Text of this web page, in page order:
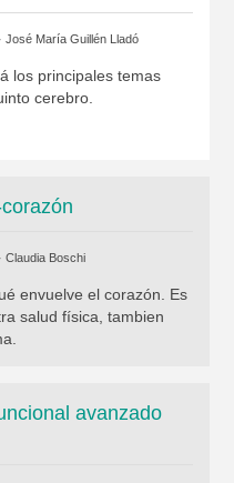
José María Guillén Lladó
los principales temas
cerebro.
Claudia Boschi
envuelve el corazón. Es
salud física, tambien
avanzado